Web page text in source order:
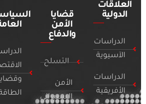
العلاقات
الدولية
الدراسات
الآسيوية
الدراسات
الأفريقية
قضايا
الأمن
والدفاع
التسلح
الأمن
السيبراني
العامة
وقضايا
الطاقة